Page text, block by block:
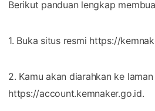
Berikut panduan lengkap
1. Buka situs resmi https://
2. Kamu akan diarahkan ke
https://account.kemnaker.go.id.